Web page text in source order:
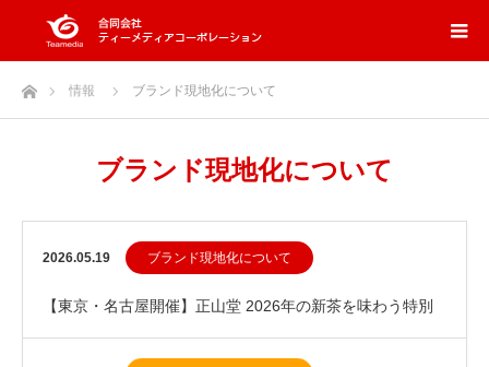
ホーム情報 ブランド現地化について
ブランド現地化について
2026.05.19 ブランド現地化について
【東京・名古屋開催】正山堂 2026年の新茶を味わう特別